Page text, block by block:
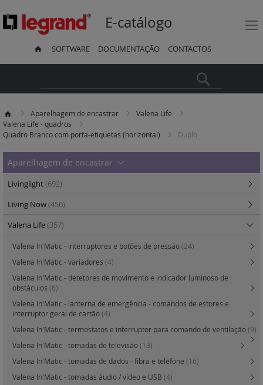
E-catálogo
SOFTWARE DOCUMENTAÇÃO CONTACTOS
Aparelhagem de encastrar
Valena Life
Valena Life - quadros
Quadro Branco com porta-etiquetas (horizontal)
Duplo
Aparelhagem de encastrar
Livinglight(692)
Living Now(456)
Valena Life(357)
Valena In'Matic - interruptores e botões de pressão(24)
Valena In'Matic - variadores (4)
Valena In'Matic - detetores de movimento e indicador luminoso de
obstáculos (6)
Valena In'Matic - lanterna de emergência - comandos de estores e
interruptor geral de cartão(4)
Valena In'Matic - termostatos e interruptor para comando de ventilação(9)
Valena In'Matic - tomadas de televisão(13)
Valena In'Matic - tomadas de dados - fibra e telefone (16)
Valena In'Matic - tomadas áudio / vídeo e USB (4)